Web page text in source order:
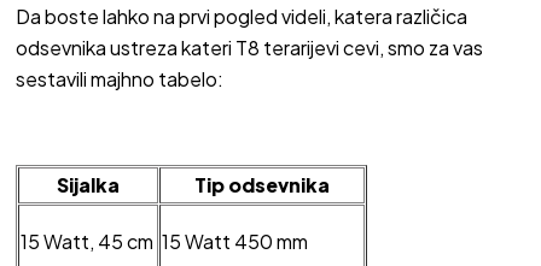
Da boste lahko na prvi pogled videli, katera različica
odsevnika ustreza kateri T8 terarijevi cevi, smo za vas
sestavili majhno tabelo:
Sijalka Tip odsevnika
15 Watt, 45 cm 15 Watt 450 mm